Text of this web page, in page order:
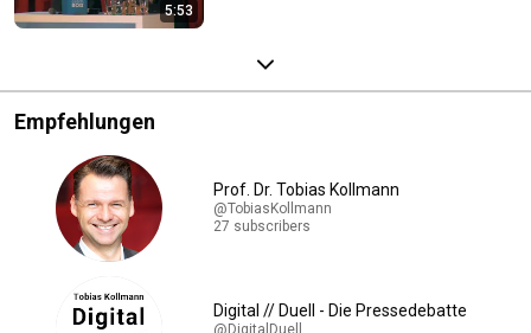
5:53
Empfehlungen
Prof. Dr. Tobias Kollmann
@TobiasKollmann
27 subscribers
Digital // Duell - Die Pressedebatte
@DigitalDuell